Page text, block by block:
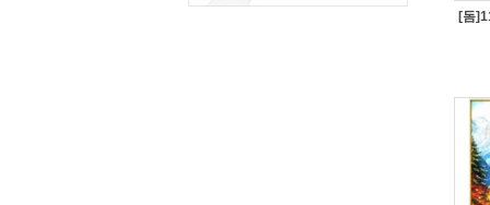
[돔